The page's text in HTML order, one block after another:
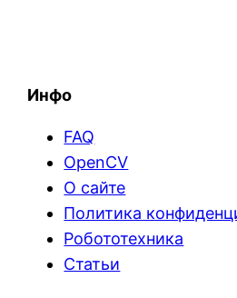
Инфо
FAQ
OpenCV
О сайте
Политика
Робототехника
Статьи